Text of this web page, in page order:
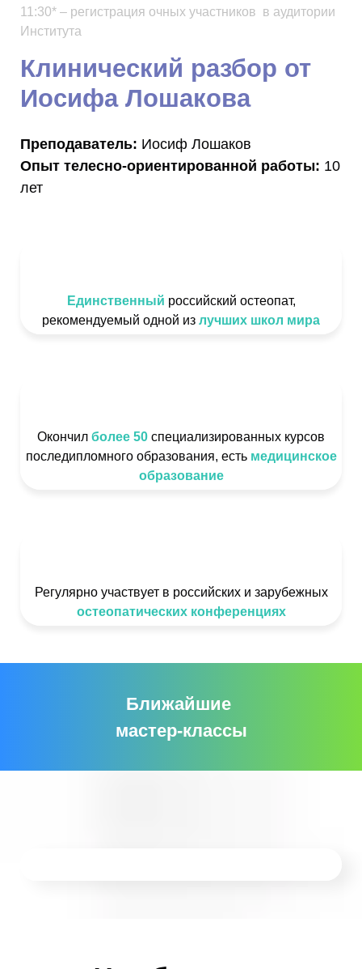
11:30* – регистрация очных участников в аудитории
Института
Клинический разбор от
Иосифа Лошакова
Преподаватель: Иосиф Лошаков
Опыт телесно-ориентированной работы: 10
лет
Единственный российский остеопат,
рекомендуемый одной из лучших школ мира
Окончил более 50 специализированных курсов
последипломного образования, есть медицинское
образование
Регулярно участвует в российских и зарубежных
остеопатических конференциях
Ближайшие
мастер-классы